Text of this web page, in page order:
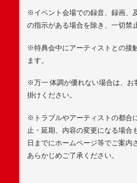
※イベント会場での録音、録画、
の指示がある場合を除き、一切禁
※特典会中にアーティストとの接
ます。
※万一 体調が優れない場合は、お
掛けください。
※トラブルやアーティストの都合
止・延期、内容の変更になる場合
日までにホームページ等でご案内
あらかじめご了承ください。